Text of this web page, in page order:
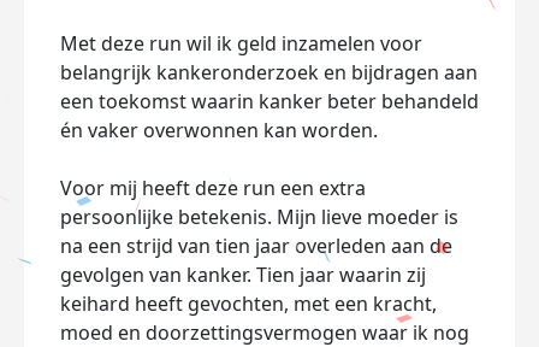
Met deze run wil ik geld inzamelen voor
belangrijk kankeronderzoek en bijdragen aan
een toekomst waarin kanker beter behandeld
én vaker overwonnen kan worden.
Voor mij heeft deze run een extra
persoonlijke betekenis. Mijn lieve moeder is
na een strijd van tien jaar overleden aan de
gevolgen van kanker. Tien jaar waarin zij
keihard heeft gevochten, met een kracht,
moed en doorzettingsvermogen waar ik nog